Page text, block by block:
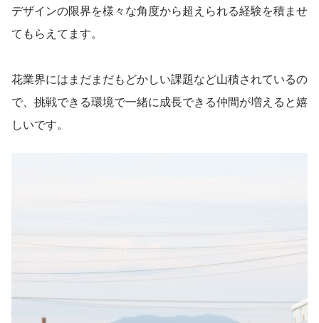
デザインの限界を様々な角度から超えられる経験を積ませ
てもらえてます。
花業界にはまだまだもどかしい課題など山積されているの
で、挑戦できる環境で一緒に成長できる仲間が増えると嬉
しいです。